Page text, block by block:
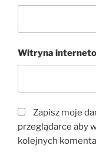
Witryna
Zapisz moje
przeglądarce aby
kolejnych